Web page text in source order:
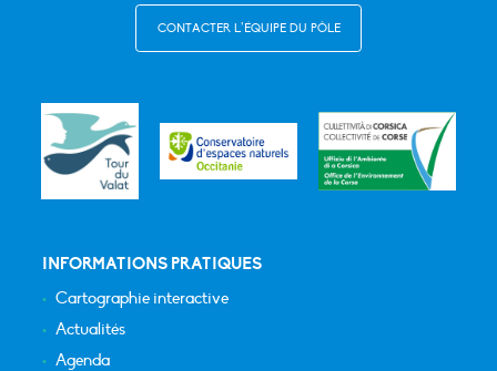
CONTACTER L’ÉQUIPE DU PÔLE
INFORMATIONS PRATIQUES
Cartographie interactive
Actualités
Agenda